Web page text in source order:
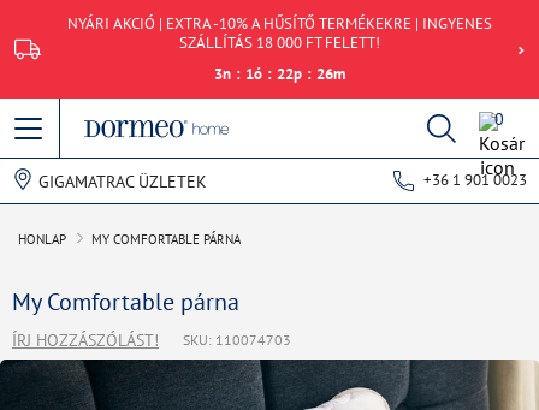
NYÁRI AKCIÓ | EXTRA -10% A HŰSÍTŐ TERMÉKEKRE | INGYENES
SZÁLLÍTÁS 18 000 FT FELETT!
3n : 1ó : 22p : 26m
0
GIGAMATRAC ÜZLETEK +36 1 901 0023
HONLAP MY COMFORTABLE PÁRNA
My Comfortable párna
ÍRJ HOZZÁSZÓLÁST! SKU: 110074703